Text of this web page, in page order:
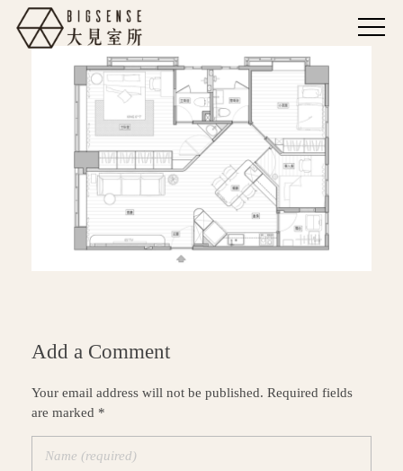
Add a Comment
Your email address will not be published. Required fields
are marked *